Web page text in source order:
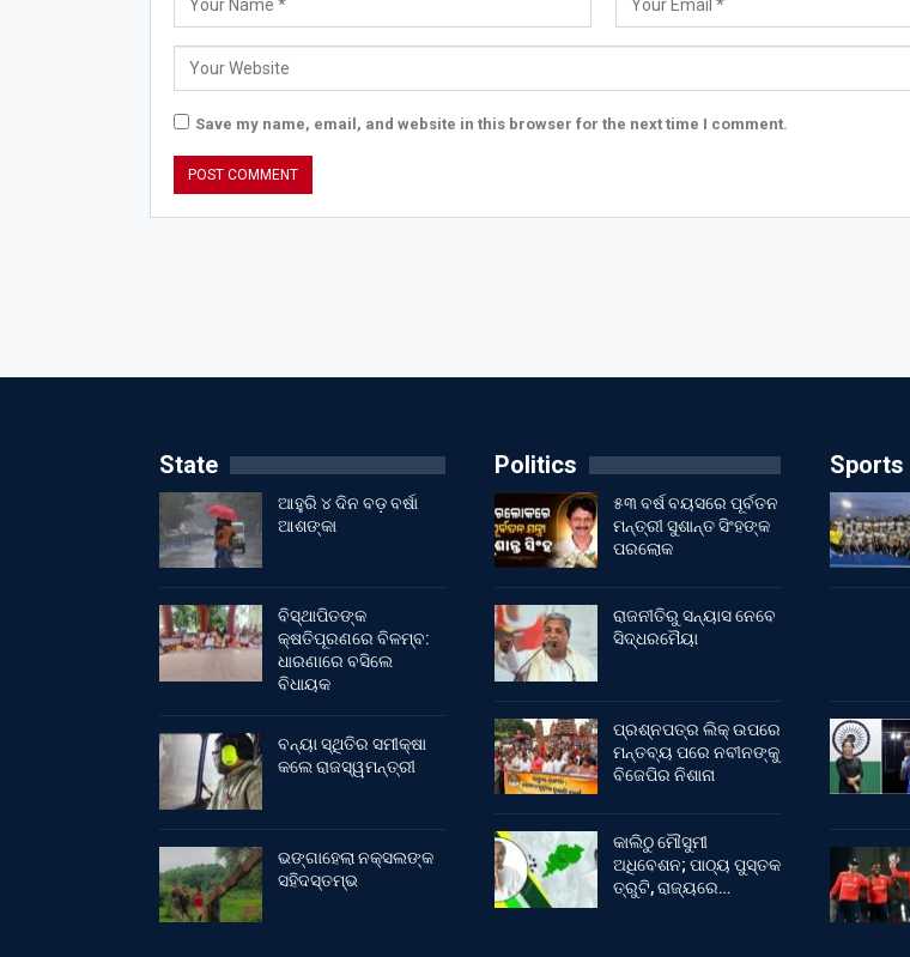
Save my name, email, and website in this browser for the next time I comment.
State
ଆହୁରି ୪ ଦିନ ବଡ଼ ବର୍ଷା
ଆଶଙ୍କା
ବିସ୍ଥାପିତଙ୍କ
କ୍ଷତିପୂରଣରେ ବିଳମ୍ବ:
ଧାରଣାରେ ବସିଲେ
ବିଧାୟକ
ବନ୍ୟା ସ୍ଥିତିର ସମୀକ୍ଷା
କଲେ ରାଜସ୍ୱମନ୍ତ୍ରୀ
ଭଙ୍ଗାହେଲା ନକ୍ସଲଙ୍କ
ସହିଦସ୍ତମ୍ଭ
Politics
୫୩ ବର୍ଷ ବୟସରେ ପୂର୍ବତନ
ମନ୍ତ୍ରୀ ସୁଶାନ୍ତ ସିଂହଙ୍କ
ପରଲୋକ
ରାଜନୀତିରୁ ସନ୍ୟାସ ନେବେ
ସିଦ୍ଧରମୈୟା
ପ୍ରଶ୍ନପତ୍ର ଲିକ୍ ଉପରେ
ମନ୍ତବ୍ୟ ପରେ ନବୀନଙ୍କୁ
ବିଜେପିର ନିଶାନା
କାଲିଠୁ ମୌସୁମୀ
ଅଧିବେଶନ; ପାଠ୍ୟ ପୁସ୍ତକ
ତ୍ରୁଟି, ରାଜ୍ୟରେ…
Sports